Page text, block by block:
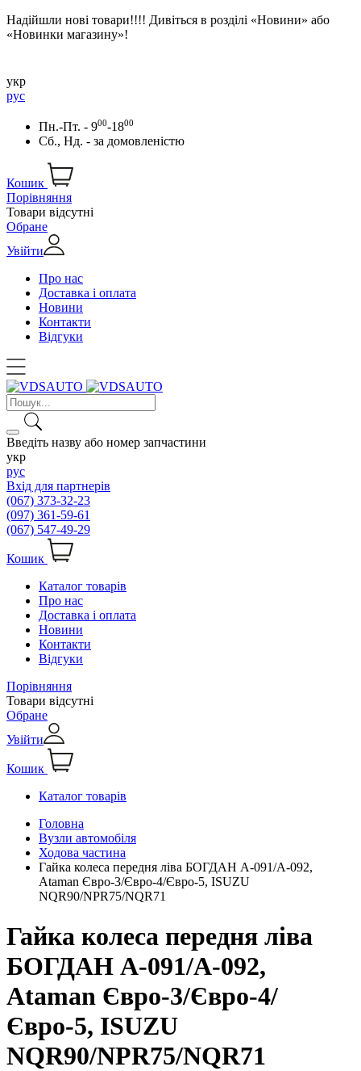
Надійшли нові товари!!!! Дивіться в розділі «Новини» або
«Новинки магазину»!
укр
рус
Пн.-Пт. - 900-1800
Сб., Нд. - за домовленістю
Кошик
Порівняння
Товари відсутні
Обране
Увійти
Про нас
Доставка і оплата
Новини
Контакти
Відгуки
Введіть назву або номер запчастини
укр
рус
Вхід для партнерів
(067) 373-32-23
(097) 361-59-61
(067) 547-49-29
Кошик
Каталог товарів
Про нас
Доставка і оплата
Новини
Контакти
Відгуки
Порівняння
Товари відсутні
Обране
Увійти
Кошик
Каталог товарів
Головна
Вузли автомобіля
Ходова частина
Гайка колеса передня ліва БОГДАН А-091/А-092,
Ataman Євро-3/Євро-4/Євро-5, ISUZU
NQR90/NPR75/NQR71
Гайка колеса передня ліва
БОГДАН А-091/А-092,
Ataman Євро-3/Євро-4/
Євро-5, ISUZU
NQR90/NPR75/NQR71